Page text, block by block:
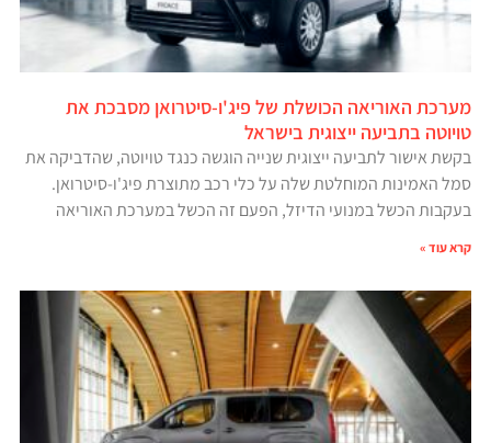
מערכת האוריאה הכושלת של פיג'ו-סיטרואן מסבכת את
טויוטה בתביעה ייצוגית בישראל
בקשת אישור לתביעה ייצוגית שנייה הוגשה כנגד טויוטה, שהדביקה את
סמל האמינות המוחלטת שלה על כלי רכב מתוצרת פיג'ו-סיטרואן.
בעקבות הכשל במנועי הדיזל, הפעם זה הכשל במערכת האוריאה
קרא עוד »